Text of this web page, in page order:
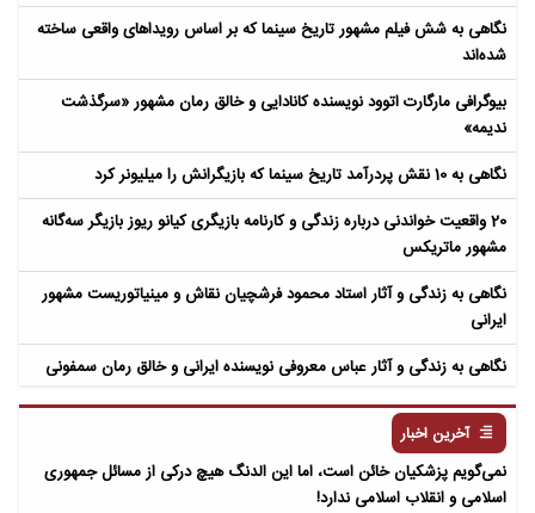
نگاهی به شش فیلم مشهور تاریخ سینما که بر اساس رویداهای واقعی ساخته
شده‌اند
بیوگرافی مارگارت اتوود نویسنده کانادایی و خالق رمان مشهور «سرگذشت
ندیمه»
نگاهی به 10 نقش پردرآمد تاریخ سینما که بازیگرانش را میلیونر کرد
20 واقعیت خواندنی درباره زندگی و کارنامه بازیگری کیانو ریوز بازیگر سه‌گانه
مشهور ماتریکس
نگاهی به زندگی و آثار استاد محمود فرشچیان نقاش و مینیاتوریست مشهور
ایرانی
نگاهی به زندگی و آثار عباس معروفی نویسنده ایرانی و خالق رمان سمفونی
آخرین اخبار
نمی‌گویم پزشکیان خائن است، اما این الدنگ هیچ درکی از مسائل جمهوری
اسلامی و انقلاب اسلامی ندارد!